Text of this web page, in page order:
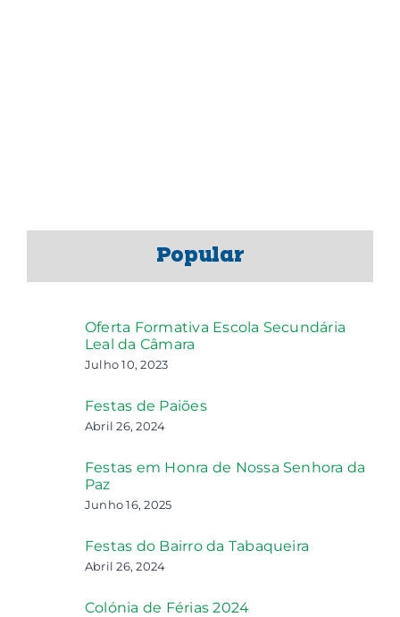
Popular
Oferta Formativa Escola Secundária
Leal da Câmara
Julho 10, 2023
Festas de Paiões
Abril 26, 2024
Festas em Honra de Nossa Senhora da
Paz
Junho 16, 2025
Festas do Bairro da Tabaqueira
Abril 26, 2024
Colónia de Férias 2024